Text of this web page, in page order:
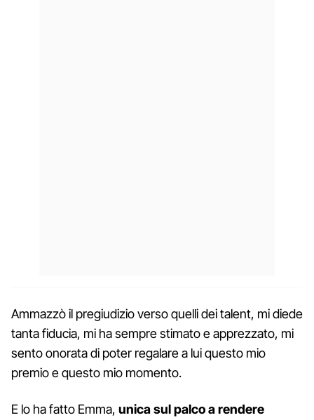
Ammazzò il pregiudizio verso quelli dei talent, mi diede
tanta fiducia, mi ha sempre stimato e apprezzato, mi
sento onorata di poter regalare a lui questo mio
premio e questo mio momento.
E lo ha fatto Emma, unica sul palco a rendere